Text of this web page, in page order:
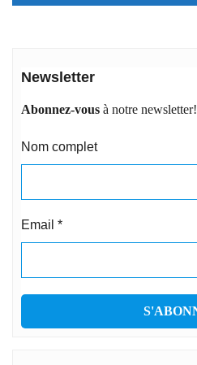
Newsletter
Abonnez-vous à notre newsletter!
Nom complet
Email *